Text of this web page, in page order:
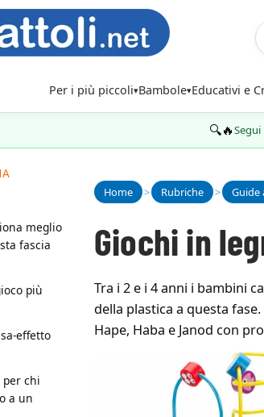
Per i più piccoli Bambole Educativi e
🔍🔥
meglio
fascia
più
effetto
per chi
a un
Home > Rubriche > Guide
Giochi in
Tra i 2 e i 4 anni i bambini
della plastica a questa
Hape, Haba e Janod con